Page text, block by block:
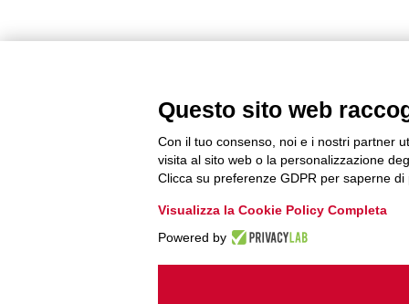
Questo sito web
Con il tuo consenso, noi e i nostri partner
visita al sito web o la personalizzazione
Clicca su preferenze GDPR per saperne di
Visualizza la Cookie Policy Completa
Powered by